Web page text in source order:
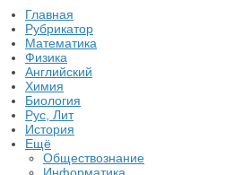
Главная
Рубрикатор
Математика
Физика
Английский
Химия
Биология
Рус, Лит
История
Ещё
Обществознание